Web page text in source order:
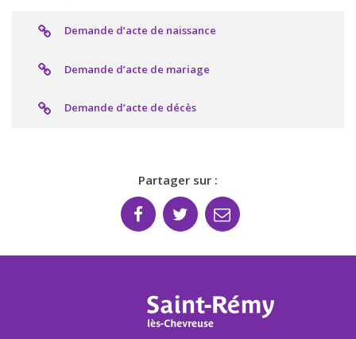
Demande d’acte de naissance
Demande d’acte de mariage
Demande d’acte de décès
Partager sur :